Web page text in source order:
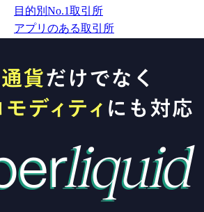
目的別No.1取引所
アプリのある取引所